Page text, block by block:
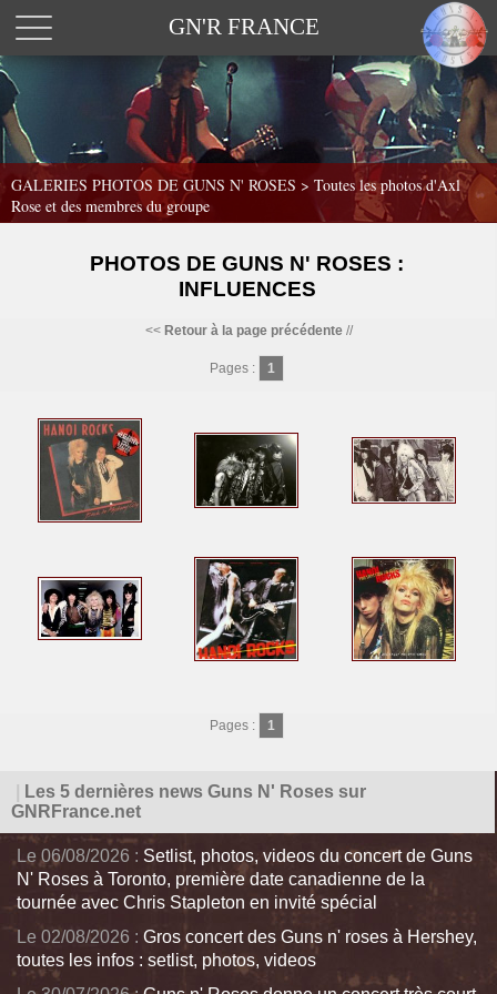
GN'R FRANCE
GALERIES PHOTOS DE GUNS N' ROSES > Toutes les photos d'Axl
Rose et des membres du groupe
PHOTOS DE GUNS N' ROSES :
INFLUENCES
<< Retour à la page précédente//
Pages : 1
Pages : 1
Les 5 dernières news Guns N' Roses sur
GNRFrance.net
Le 06/08/2026 : Setlist, photos, videos du concert de Guns
N' Roses à Toronto, première date canadienne de la
tournée avec Chris Stapleton en invité spécial
Le 02/08/2026 : Gros concert des Guns n' roses à Hershey,
toutes les infos : setlist, photos, videos